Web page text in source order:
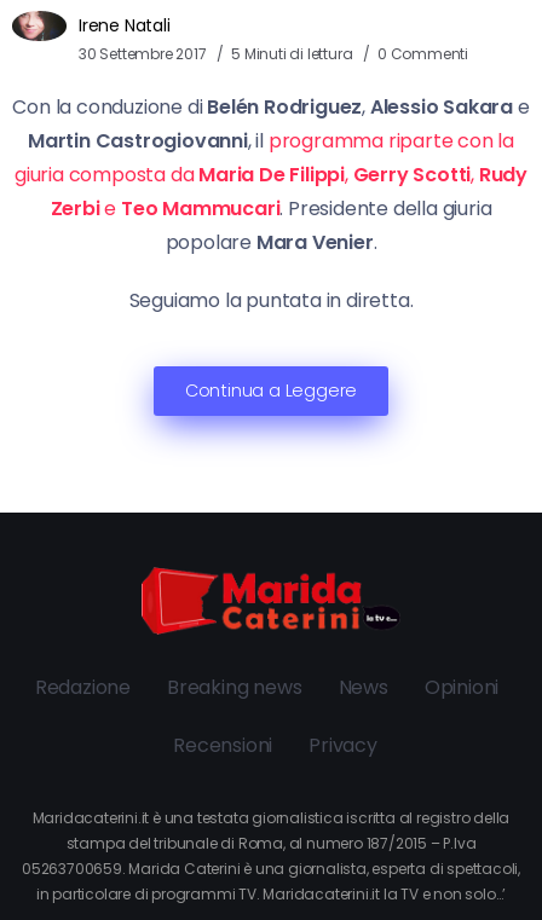
Irene Natali
30 Settembre 2017 5 Minuti di lettura 0 Commenti
Con la conduzione diBelén Rodriguez,Alessio Sakarae
Martin Castrogiovanni, il programma riparte con la
giuria composta daMaria De Filippi, Gerry Scotti, Rudy
Zerbie Teo Mammucari. Presidente della giuria
popolare Mara Venier.
Seguiamo la puntata in diretta.
Continua a Leggere
Redazione Breaking news News Opinioni
Recensioni Privacy
Maridacaterini.it è una testata giornalistica iscritta al registro della
stampa del tribunale di Roma, al numero 187/2015 – P.Iva
05263700659. Marida Caterini è una giornalista, esperta di spettacoli,
in particolare di programmi TV. Maridacaterini.it la TV e non solo…’